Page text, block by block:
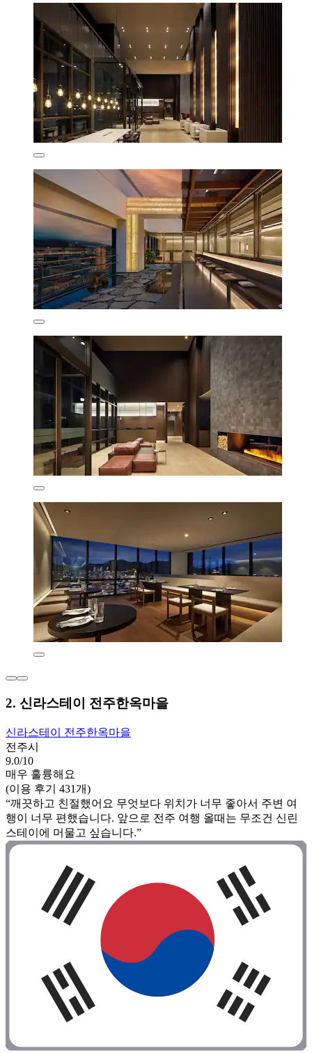
2. 신라스테이 전주한옥마을
신라스테이 전주한옥마을
전주시
9.0/10
매우 훌륭해요
(이용 후기 431개)
“깨끗하고 친절했어요 무엇보다 위치가 너무 좋아서 주변 여
행이 너무 편했습니다. 앞으로 전주 여행 올때는 무조건 신린
스테이에 머물고 싶습니다.”